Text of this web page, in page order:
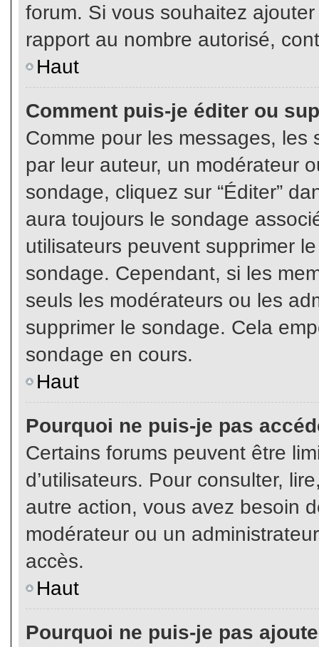
forum. Si vous souhaitez
rapport au nombre autorisé,
Haut
Comment puis-je éditer ou
Comme pour les messages,
par leur auteur, un modérateur
sondage, cliquez sur “Éditer”
aura toujours le sondage
utilisateurs peuvent supprimer
sondage. Cependant, si les
seuls les modérateurs ou les
supprimer le sondage. Cela
sondage en cours.
Haut
Pourquoi ne puis-je pas
Certains forums peuvent être
d’utilisateurs. Pour consulter,
autre action, vous avez besoin
modérateur ou un
accès.
Haut
Pourquoi ne puis-je pas